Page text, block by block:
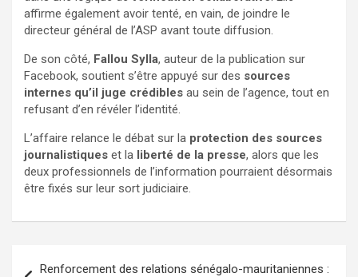
affirme également avoir tenté, en vain, de joindre le
directeur général de l’ASP avant toute diffusion.
De son côté, Fallou Sylla, auteur de la publication sur
Facebook, soutient s’être appuyé sur des sources
internes qu’il juge crédibles au sein de l’agence, tout en
refusant d’en révéler l’identité.
L’affaire relance le débat sur la protection des sources
journalistiques et la liberté de la presse, alors que les
deux professionnels de l’information pourraient désormais
être fixés sur leur sort judiciaire.
Renforcement des relations sénégalo-mauritaniennes :